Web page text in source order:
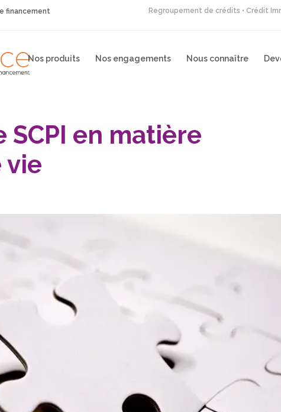
financement Regroupement de crédits • Crédit
Nos produits Nos engagements Nous connaître
SCPI en matière
vie